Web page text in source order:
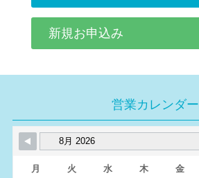
新規お申込み
営業カレンダー
月 火 水 木 金